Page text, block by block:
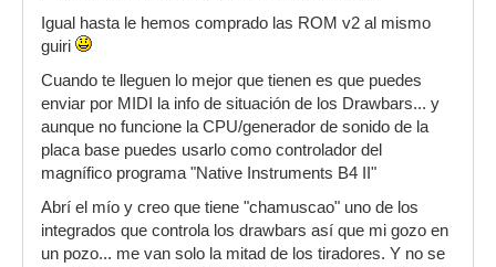
Igual hasta le hemos comprado las ROM v2 al mismo
guiri
Cuando te lleguen lo mejor que tienen es que puedes
enviar por MIDI la info de situación de los Drawbars... y
aunque no funcione la CPU/generador de sonido de la
placa base puedes usarlo como controlador del
magnífico programa "Native Instruments B4 II"
Abrí el mío y creo que tiene "chamuscao" uno de los
integrados que controla los drawbars así que mi gozo en
un pozo... me van solo la mitad de los tiradores. Y no se